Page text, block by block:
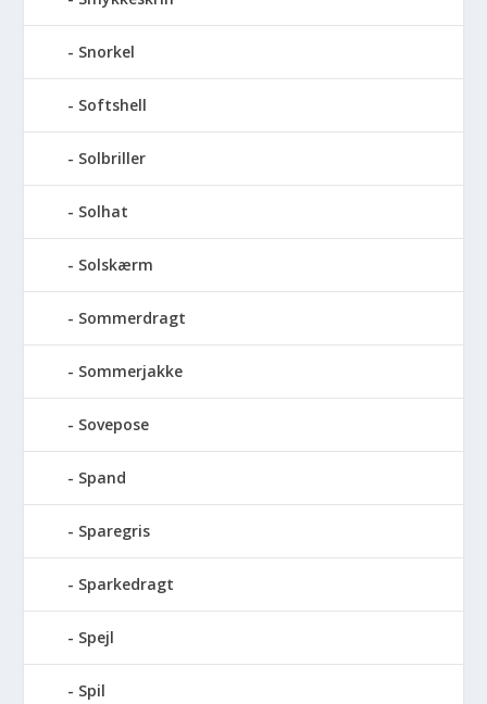
Snorkel
Softshell
Solbriller
Solhat
Solskærm
Sommerdragt
Sommerjakke
Sovepose
Spand
Sparegris
Sparkedragt
Spejl
Spil